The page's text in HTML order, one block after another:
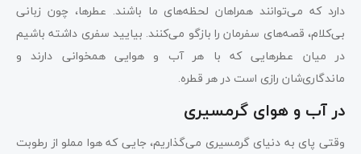
دارد که می‌توانند همراهان لحظه‌های ما باشند. عطرها، چون زبانی
بی‌کلام، قصه‌های سفرمان را بازگو می‌کنند. بیایید سفری داشته باشیم
در میان عطرهایی که با هر آب و هوایی همخوانی دارند و
ماندگاری‌شان رازی است در هر قطره.
در آب و هوای گرمسیری
وقتی پای به دنیای گرمسیری می‌گذاریم، جایی که هوا مملو از رطوبت